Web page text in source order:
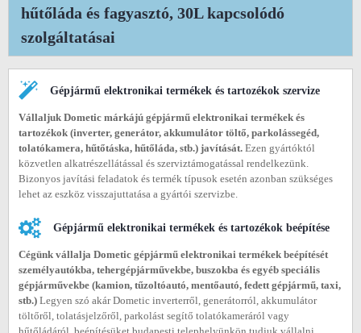
hűtőláda és fagyasztó, 30L kapcsolódó
szolgáltatásai
Gépjármű elektronikai termékek és tartozékok szervize
Vállaljuk Dometic márkájú gépjármű elektronikai termékek és
tartozékok (inverter, generátor, akkumulátor töltő, parkolássegéd,
tolatókamera, hűtőtáska, hűtőláda, stb.) javítását. Ezen gyártóktól
közvetlen alkatrészellátással és szerviztámogatással rendelkezünk.
Bizonyos javítási feladatok és termék típusok esetén azonban szükséges
lehet az eszköz visszajuttatása a gyártói szervizbe.
Gépjármű elektronikai termékek és tartozékok beépítése
Cégünk vállalja Dometic gépjármű elektronikai termékek beépítését
személyautókba, tehergépjárművekbe, buszokba és egyéb speciális
gépjárművekbe (kamion, tűzoltóautó, mentőautó, fedett gépjármű, taxi,
stb.) Legyen szó akár Dometic inverterről, generátorról, akkumulátor
töltőről, tolatásjelzőről, parkolást segítő tolatókameráról vagy